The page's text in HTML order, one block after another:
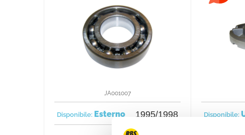
JA001007
Disponibile: Esterno 1995/1998 Disponibile: